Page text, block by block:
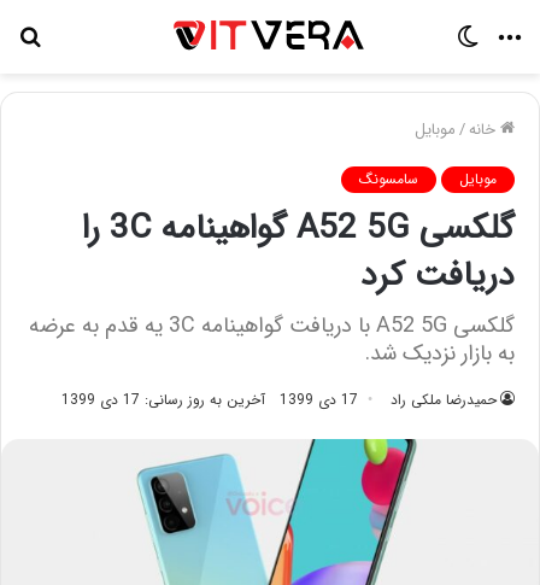
منو
خانه/موبایل
موبایل سامسونگ
گلکسی A52 5G گواهینامه 3C را
دریافت کرد
گلکسی A52 5G با دریافت گواهینامه 3C یه قدم به عرضه
به بازار نزدیک شد.
حمیدرضا ملکی راد 17 دی 1399 آخرین به روز رسانی: 17 دی 1399